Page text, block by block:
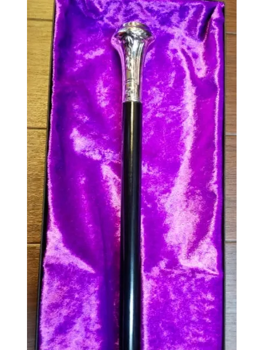
グリップが握りやすいと喜んでもらえました。
岐阜県 Sさん（28歳 男性））